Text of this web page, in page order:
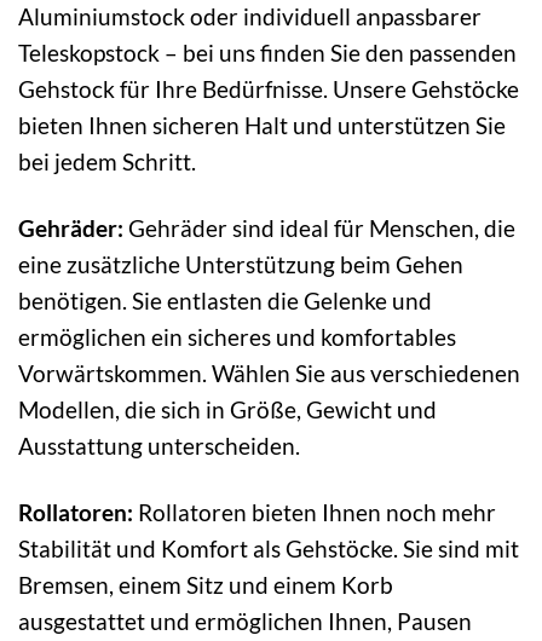
Aluminiumstock oder individuell anpassbarer
Teleskopstock – bei uns finden Sie den passenden
Gehstock für Ihre Bedürfnisse. Unsere Gehstöcke
bieten Ihnen sicheren Halt und unterstützen Sie
bei jedem Schritt.
Gehräder: Gehräder sind ideal für Menschen, die
eine zusätzliche Unterstützung beim Gehen
benötigen. Sie entlasten die Gelenke und
ermöglichen ein sicheres und komfortables
Vorwärtskommen. Wählen Sie aus verschiedenen
Modellen, die sich in Größe, Gewicht und
Ausstattung unterscheiden.
Rollatoren: Rollatoren bieten Ihnen noch mehr
Stabilität und Komfort als Gehstöcke. Sie sind mit
Bremsen, einem Sitz und einem Korb
ausgestattet und ermöglichen Ihnen, Pausen